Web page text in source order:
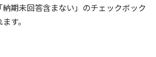
期未回答含まない」のチェックボック
す。